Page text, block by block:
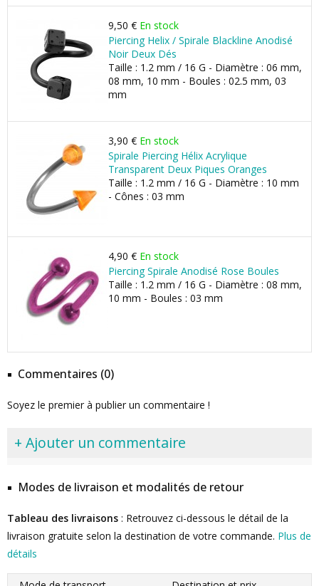
9,50 € En stock
Piercing Helix / Spirale Blackline Anodisé
Noir Deux Dés
Taille : 1.2 mm / 16 G - Diamètre : 06 mm,
08 mm, 10 mm - Boules : 02.5 mm, 03
mm
3,90 € En stock
Spirale Piercing Hélix Acrylique
Transparent Deux Piques Oranges
Taille : 1.2 mm / 16 G - Diamètre : 10 mm
- Cônes : 03 mm
4,90 € En stock
Piercing Spirale Anodisé Rose Boules
Taille : 1.2 mm / 16 G - Diamètre : 08 mm,
10 mm - Boules : 03 mm
Commentaires (0)
Soyez le premier à publier un commentaire !
+ Ajouter un commentaire
Modes de livraison et modalités de retour
Tableau des livraisons : Retrouvez ci-dessous le détail de la
livraison gratuite selon la destination de votre commande. Plus de
détails